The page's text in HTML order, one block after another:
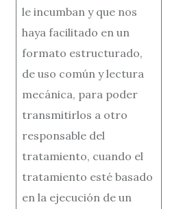
le incumban y que nos
haya facilitado en un
formato estructurado,
de uso común y lectura
mecánica, para poder
transmitirlos a otro
responsable del
tratamiento, cuando el
tratamiento esté basado
en la ejecución de un